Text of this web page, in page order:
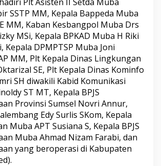
SSTP MM, Kepala Bappeda Muba
MM, Kaban Kesbangpol Muba Drs
MSi, Kepala BPKAD Muba H Riki
Kepala DPMPTSP Muba Joni
MM, Plt Kepala Dinas Lingkungan
SE, Plt Kepala Dinas Kominfo
SH diwakili Kabid Komunikasi
ST MT, Kepala BPJS
Provinsi Sumsel Novri Annur,
Edy Surlis SKom, Kepala
Muba APT Susiana S, Kepala BPJS
Muba Ahmad Nizam Farabi, dan
yang beroperasi di Kabupaten